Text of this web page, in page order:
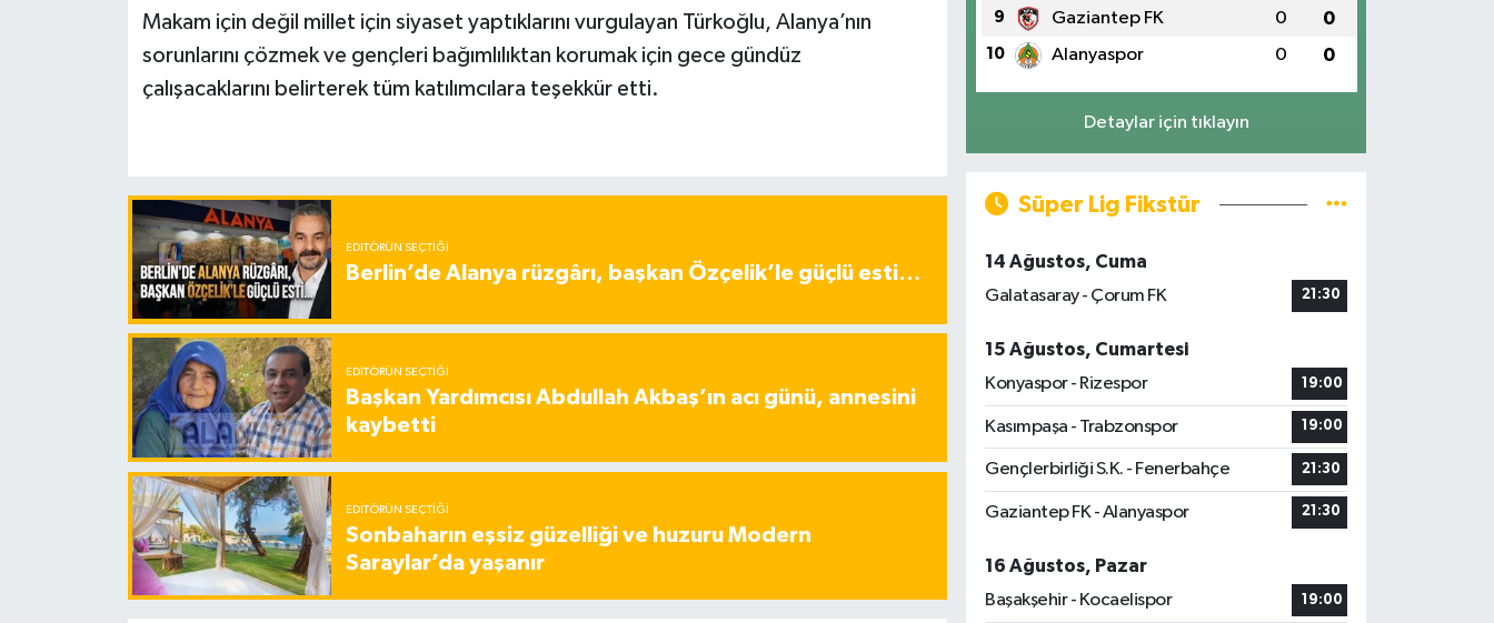
Makam için değil millet için siyaset yaptıklarını vurgulayan Türkoğlu, Alanya’nın
sorunlarını çözmek ve gençleri bağımlılıktan korumak için gece gündüz
çalışacaklarını belirterek tüm katılımcılara teşekkür etti.
EDITÖRÜN SEÇTIĞI
Berlin’de Alanya rüzgârı, başkan Özçelik’le güçlü esti…
EDITÖRÜN SEÇTIĞI
Başkan Yardımcısı Abdullah Akbaş’ın acı günü, annesini
kaybetti
EDITÖRÜN SEÇTIĞI
Sonbaharın eşsiz güzelliği ve huzuru Modern
Saraylar’da yaşanır
9 Gaziantep FK 0 0
10 Alanyaspor 0 0
Detaylar için tıklayın
Süper Lig Fikstür
14 Ağustos, Cuma
Galatasaray - Çorum FK
21:30
15 Ağustos, Cumartesi
Konyaspor - Rizespor
19:00
Kasımpaşa - Trabzonspor 19:00
Gençlerbirliği S.K. - Fenerbahçe 21:30
Gaziantep FK - Alanyaspor 21:30
16 Ağustos, Pazar
Başakşehir - Kocaelispor
19:00